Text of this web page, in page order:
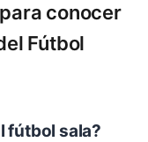
conocer
Fútbol
fútbol sala?